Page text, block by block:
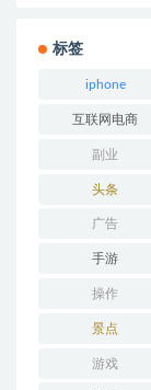
标签
iphone
互联网电商
副业
头条
广告
手游
操作
景点
游戏